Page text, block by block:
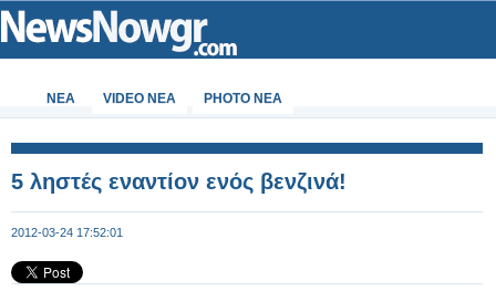
ΝΕΑ VIDEO NEA PHOTO NEA
5 ληστές εναντίον ενός βενζινά!
2012-03-24 17:52:01